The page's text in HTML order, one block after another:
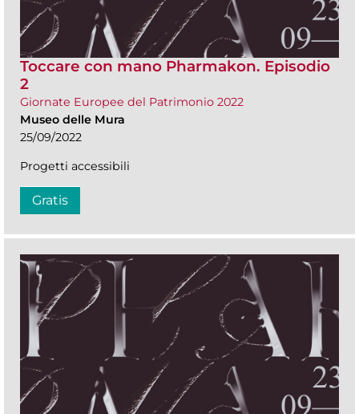
Toccare con mano Pharmakon. Episodio
2
Giornate Europee del Patrimonio 2022
Museo delle Mura
25/09/2022
Progetti accessibili
Gratis